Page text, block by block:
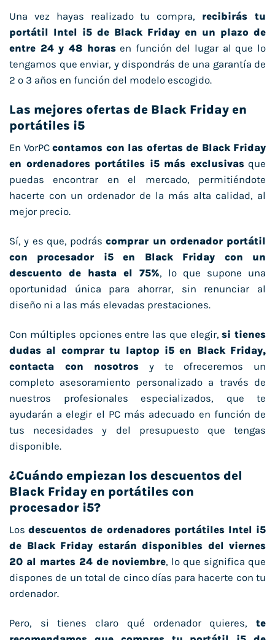
Una vez hayas realizado tu compra, recibirás tu
portátil Intel i5 de Black Friday en un plazo de
entre 24 y 48 horasen función del lugar al que lo
tengamos que enviar, y dispondrás de una garantía de
2 o 3 años en función del modelo escogido.
Las mejores ofertas de Black Friday en
portátiles i5
En VorPC contamos con las ofertas de Black Friday
en ordenadores portátiles i5 más exclusivasque
puedas encontrar en el mercado, permitiéndote
hacerte con un ordenador de la más alta calidad, al
mejor precio.
Sí, y es que, podráscomprar un ordenador portátil
con procesador i5 en Black Friday con un
descuento de hasta el 75%, lo que supone una
oportunidad única para ahorrar, sin renunciar al
diseño ni a las más elevadas prestaciones.
Con múltiples opciones entre las que elegir,si tienes
dudas al comprar tu laptop i5 en Black Friday,
contacta con nosotros y te ofreceremos un
completo asesoramiento personalizado a través de
nuestros profesionales especializados, que te
ayudarán a elegir el PC más adecuado en función de
tus necesidades y del presupuesto que tengas
disponible.
¿Cuándo empiezan los descuentos del
Black Friday en portátiles con
procesador i5?
Losdescuentos de ordenadores portátiles Intel i5
de Black Friday estarán disponibles del viernes
20 al martes 24 de noviembre, lo que significa que
dispones de un total de cinco días para hacerte con tu
ordenador.
Pero, si tienes claro qué ordenador quieres, te